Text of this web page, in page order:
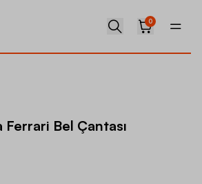
0
Bel Çantası